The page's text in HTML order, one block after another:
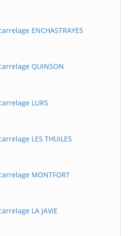
ENCHASTRAYES
QUiNSON
LURS
LES THUiLES
MONTFORT
LA JAViE